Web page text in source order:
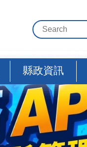
縣政資訊